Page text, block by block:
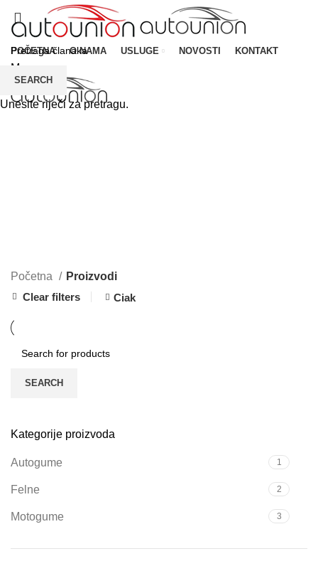
POČETNA O NAMA USLUGE NOVOSTI KONTAKT
Menu
Kategorije proizvoda
Autogume 1
Felne 2
Motogume 3
Početna
Proizvodi
Clear filters
Ciak
SEARCH
SEARCH
Unesite riječi za pretragu.